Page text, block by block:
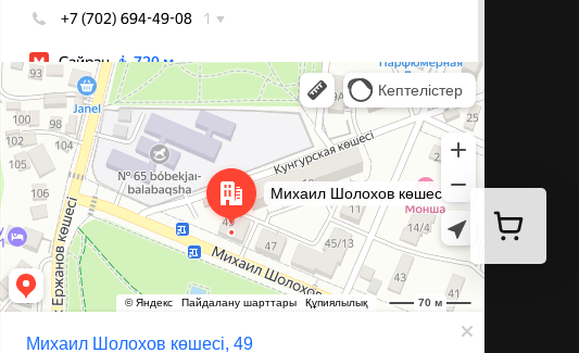
Алматы
Улица Михаила Шолохова, 49 — Яндекс Карты